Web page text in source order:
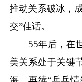
推动关系破冰，
交”佳话。
55年后，在世
美关系处于关键
海，再续“乒乓